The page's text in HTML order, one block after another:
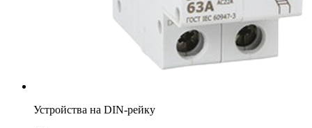
Устройства на DIN-рейку